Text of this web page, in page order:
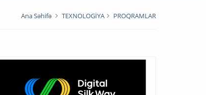
Ana Səhifə TEXNOLOGİYA PROQRAMLAR